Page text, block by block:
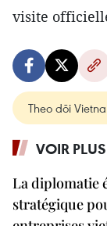
visite
Theo dõi
VOIR PLUS
La diplomatie
stratégique